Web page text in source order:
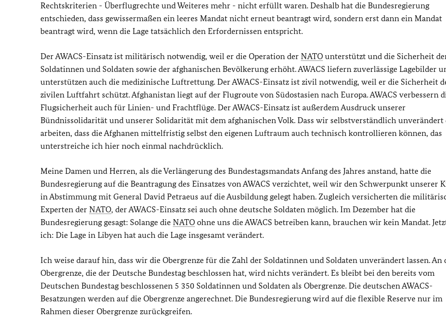
Rechtskriterien - Überflugrechte und Weiteres mehr - nicht erfüllt waren. Deshalb hat die Bundesregierung
entschieden, dass gewissermaßen ein leeres Mandat nicht erneut beantragt wird, sondern erst dann ein Mandat
beantragt wird, wenn die Lage tatsächlich den Erfordernissen entspricht.
Der AWACS-Einsatz ist militärisch notwendig, weil er die Operation der NATO unterstützt und die Sicherheit
Soldatinnen und Soldaten sowie der afghanischen Bevölkerung erhöht. AWACS liefern zuverlässige Lagebilder
unterstützen auch die medizinische Luftrettung. Der AWACS-Einsatz ist zivil notwendig, weil er die Sicherheit
zivilen Luftfahrt schützt. Afghanistan liegt auf der Flugroute von Südostasien nach Europa. AWACS verbessern
Flugsicherheit auch für Linien- und Frachtflüge. Der AWACS-Einsatz ist außerdem Ausdruck unserer
Bündnissolidarität und unserer Solidarität mit dem afghanischen Volk. Dass wir selbstverständlich unverändert
arbeiten, dass die Afghanen mittelfristig selbst den eigenen Luftraum auch technisch kontrollieren können, das
unterstreiche ich hier noch einmal nachdrücklich.
Meine Damen und Herren, als die Verlängerung des Bundestagsmandats Anfang des Jahres anstand, hatte die
Bundesregierung auf die Beantragung des Einsatzes von AWACS verzichtet, weil wir den Schwerpunkt unserer
in Abstimmung mit General David Petraeus auf die Ausbildung gelegt haben. Zugleich versicherten die
Experten der NATO, der AWACS-Einsatz sei auch ohne deutsche Soldaten möglich. Im Dezember hat die
Bundesregierung gesagt: Solange die NATO ohne uns die AWACS betreiben kann, brauchen wir kein Mandat.
ich: Die Lage in Libyen hat auch die Lage insgesamt verändert.
Ich weise darauf hin, dass wir die Obergrenze für die Zahl der Soldatinnen und Soldaten unverändert lassen. An
Obergrenze, die der Deutsche Bundestag beschlossen hat, wird nichts verändert. Es bleibt bei den bereits vom
Deutschen Bundestag beschlossenen 5 350 Soldatinnen und Soldaten als Obergrenze. Die deutschen AWACS-
Besatzungen werden auf die Obergrenze angerechnet. Die Bundesregierung wird auf die flexible Reserve nur im
Rahmen dieser Obergrenze zurückgreifen.